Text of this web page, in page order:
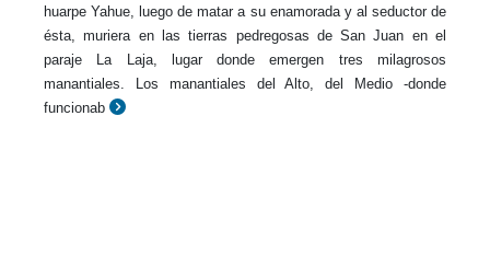
huarpe Yahue, luego de matar a su enamorada y al seductor de
ésta, muriera en las tierras pedregosas de San Juan en el
paraje La Laja, lugar donde emergen tres milagrosos
manantiales. Los manantiales del Alto, del Medio -donde
funcionab